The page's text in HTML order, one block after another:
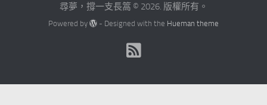
尋夢，撐一支長篙 © 2026. 版權所有。
Powered by - Designed with the Hueman theme